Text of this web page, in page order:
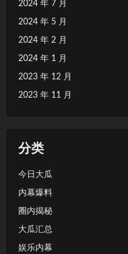
2024 年 7 月
2024 年 5 月
2024 年 2 月
2024 年 1 月
2023 年 12 月
2023 年 11 月
分类
今日大瓜
内幕爆料
圈内揭秘
大瓜汇总
娱乐内幕